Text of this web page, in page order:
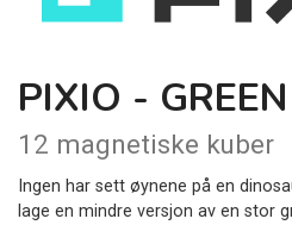
PIXIO -
12 magnetiske kuber
Ingen har sett øynene på en
lage en mindre versjon av en stor